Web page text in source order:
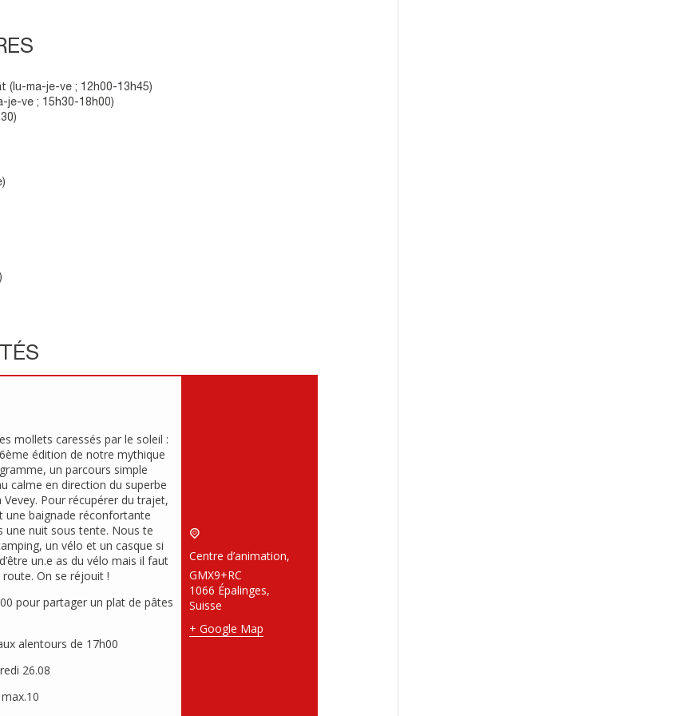
(lu-ma-je-ve ; 12h00-13h45)
je-ve ; 15h30-18h00)
mollets caressés par le soleil :
édition de notre mythique
un parcours simple
calme en direction du superbe
Pour récupérer du trajet,
une baignade réconfortante
une nuit sous tente. Nous te
un vélo et un casque si
un.e as du vélo mais il faut
route. On se réjouit !
pour partager un plat de pâtes
alentours de 17h00
26.08
Centre d’animation,
GMX9+RC
1066 Épalinges,
Suisse
+ Google Map